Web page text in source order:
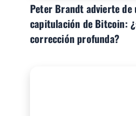
Peter Brandt advierte de
capitulación de Bitcoin:
corrección profunda?